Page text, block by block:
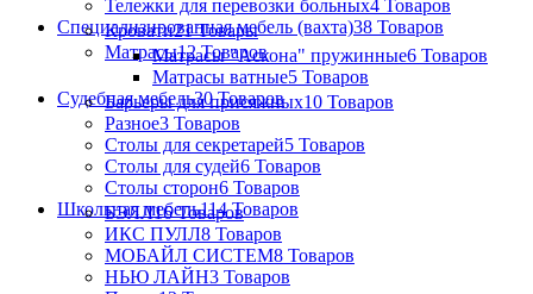
Тележки для перевозки больных4 Товаров
Специализированная мебель (вахта)38 Товаров
Кровати21 Товары
Матрасы12 Товаров
Матрасы "Аскона" пружинные6 Товаров
Матрасы ватные5 Товаров
Судебная мебель30 Товаров
Барьеры для присяжных10 Товаров
Разное3 Товаров
Столы для секретарей5 Товаров
Столы для судей6 Товаров
Столы сторон6 Товаров
Школьная мебель114 Товаров
БЭЛЛ16 Товаров
ИКС ПУЛЛ8 Товаров
МОБАЙЛ СИСТЕМ8 Товаров
НЬЮ ЛАЙН3 Товаров